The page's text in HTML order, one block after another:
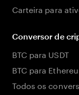
Carteira para
Conversor de
BTC para USDT
BTC para
Todos os